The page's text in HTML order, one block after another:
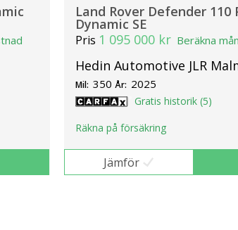
Land Rover Defender 110
Dynamic SE
Pris 1 095 000 kr Beräkna
Hedin Automotive JLR
Mil: 350 År: 2025
Gratis historik (5)
Räkna på försäkring
Jämför